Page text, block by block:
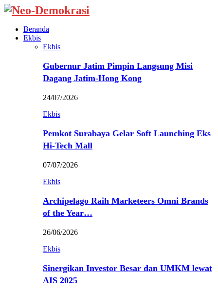
Beranda
Ekbis
Ekbis
Gubernur Jatim Pimpin Langsung Misi
Dagang Jatim-Hong Kong
24/07/2026
Ekbis
Pemkot Surabaya Gelar Soft Launching Eks
Hi-Tech Mall
07/07/2026
Ekbis
Archipelago Raih Marketeers Omni Brands
of the Year…
26/06/2026
Ekbis
Sinergikan Investor Besar dan UMKM lewat
AIS 2025